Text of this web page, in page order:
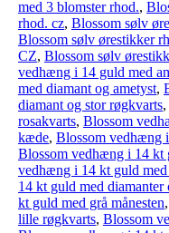
med 3 blomster rhod.,
rhod. cz, Blossom sølv
Blossom sølv ørestikker
CZ, Blossom sølv
vedhæng i 14 guld med
med diamant og ametyst,
diamant og stor røgkvarts,
rosakvarts, Blossom
kæde, Blossom vedhæng
Blossom vedhæng i 14 kt
vedhæng i 14 kt guld
14 kt guld med diamanter
kt guld med grå månesten,
lille røgkvarts, Blossom